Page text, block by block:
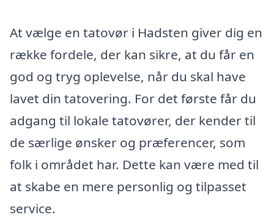
At vælge en tatovør i Hadsten giver dig en
række fordele, der kan sikre, at du får en
god og tryg oplevelse, når du skal have
lavet din tatovering. For det første får du
adgang til lokale tatovører, der kender til
de særlige ønsker og præferencer, som
folk i området har. Dette kan være med til
at skabe en mere personlig og tilpasset
service.